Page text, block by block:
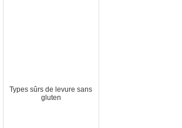
Types sûrs de levure sans
gluten